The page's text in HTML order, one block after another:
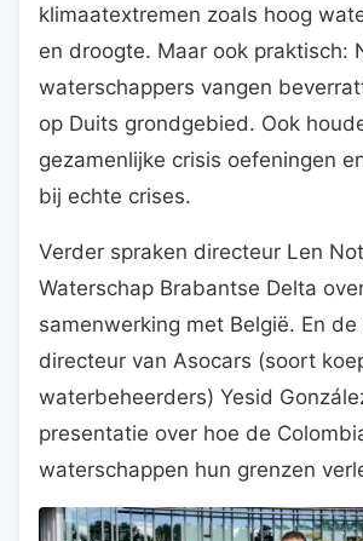
klimaatextremen zoals hoog
en droogte. Maar ook praktisch:
waterschappers vangen
op Duits grondgebied. Ook
gezamenlijke crisis oefeningen
bij echte crises.
Verder spraken directeur Len
Waterschap Brabantse Delta
samenwerking met België. En
directeur van Asocars (soort
waterbeheerders) Yesid
presentatie over hoe de
waterschappen hun grenzen